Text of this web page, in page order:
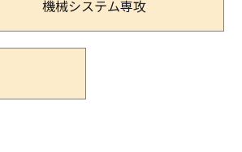
機械システム専攻